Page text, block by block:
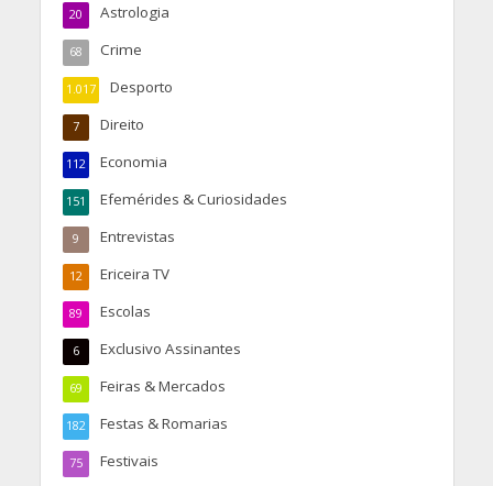
Astrologia
20
Crime
68
Desporto
1.017
Direito
7
Economia
112
Efemérides & Curiosidades
151
Entrevistas
9
Ericeira TV
12
Escolas
89
Exclusivo Assinantes
6
Feiras & Mercados
69
Festas & Romarias
182
Festivais
75